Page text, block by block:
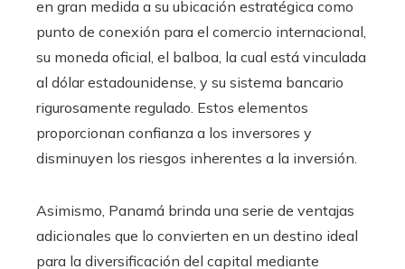
en gran medida a su ubicación estratégica como
punto de conexión para el comercio internacional,
su moneda oficial, el balboa, la cual está vinculada
al dólar estadounidense, y su sistema bancario
rigurosamente regulado. Estos elementos
proporcionan confianza a los inversores y
disminuyen los riesgos inherentes a la inversión.
Asimismo, Panamá brinda una serie de ventajas
adicionales que lo convierten en un destino ideal
para la diversificación del capital mediante